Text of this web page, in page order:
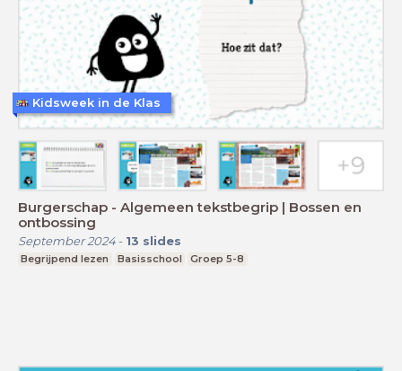
Burgerschap - Algemeen tekstbegrip | Bossen en
ontbossing
September 2024- 13 slides
Begrijpend lezen Basisschool Groep 5-8
Kidsweek in de Klas